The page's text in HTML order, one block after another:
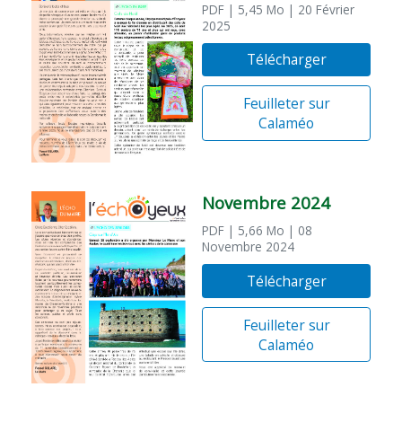
PDF | 5,45 Mo | 20 Février
2025
Télécharger
Feuilleter sur
Calaméo
Novembre 2024
PDF | 5,66 Mo | 08
Novembre 2024
Télécharger
Feuilleter sur
Calaméo